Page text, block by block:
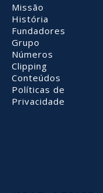
Missão
História
Fundadores
Grupo
Números
Clipping
Conteúdos
Políticas de
Privacidade